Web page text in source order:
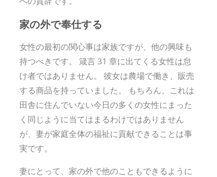
家の外で奉仕する
女性の最初の関心事は家族ですが、他の興味も
持つべきです。 箴言 31 章に出てくる女性は怠
け者ではありません。 彼女は農場で働き、販売
する商品を持っていました。 もちろん、これは
田舎に住んでいない今日の多くの女性にまった
く同じように当てはまるわけではありません
が、妻が家庭全体の福祉に貢献できることは事
実です。
妻にとって、家の外で他のこともできるように